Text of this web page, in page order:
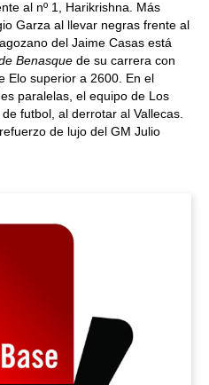
al nº 1, Harikrishna. Más
Garza al llevar negras frente al
del Jaime Casas está
Benasque de su carrera con
Elo superior a 2600. En el
paralelas, el equipo de Los
futbol, al derrotar al Vallecas.
de lujo del GM Julio